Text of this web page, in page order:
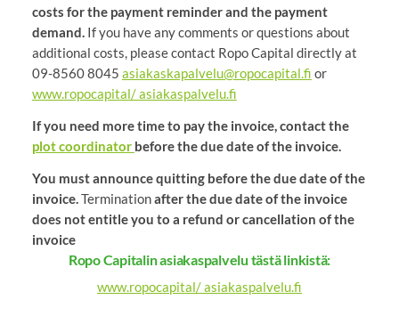
Ropo Capitalin asiakaspalvelu tästä linkistä:
www.ropocapital/ asiakaspalvelu.fi
costs for the payment reminder and the payment
demand. If you have any comments or questions about
additional costs, please contact Ropo Capital directly at
09-8560 8045 asiakaskapalvelu@ropocapital.fi or
www.ropocapital/ asiakaspalvelu.fi
If you need more time to pay the invoice, contact the
plot coordinator before the due date of the invoice.
You must announce quitting before the due date of the
invoice. Terminationafter the due date of the invoice
does not entitle you to a refund or cancellation of the
invoice